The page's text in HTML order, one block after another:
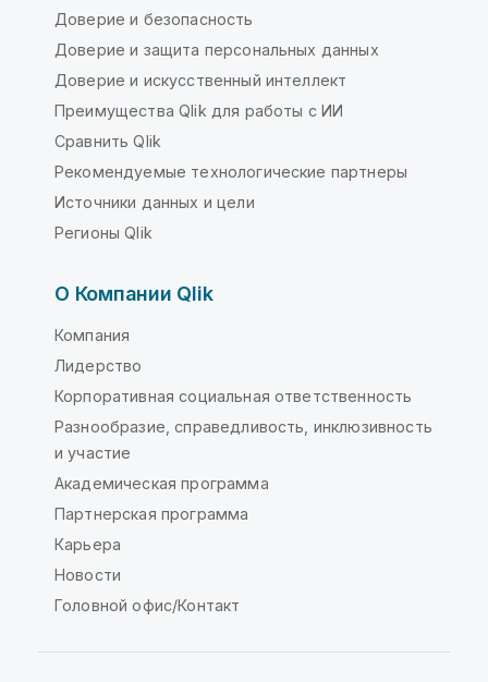
Доверие и безопасность
Доверие и защита персональных данных
Доверие и искусственный интеллект
Преимущества Qlik для работы с ИИ
Сравнить Qlik
Рекомендуемые технологические партнеры
Источники данных и цели
Регионы Qlik
О Компании Qlik
Компания
Лидерство
Корпоративная социальная ответственность
Разнообразие, справедливость, инклюзивность
и участие
Академическая программа
Партнерская программа
Карьера
Новости
Головной офис/Контакт